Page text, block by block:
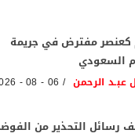
كعنصر مفترض في جريمة
السعودي
عبـد الرحمن 06 - 08 - 2026
رسائل التحذير من